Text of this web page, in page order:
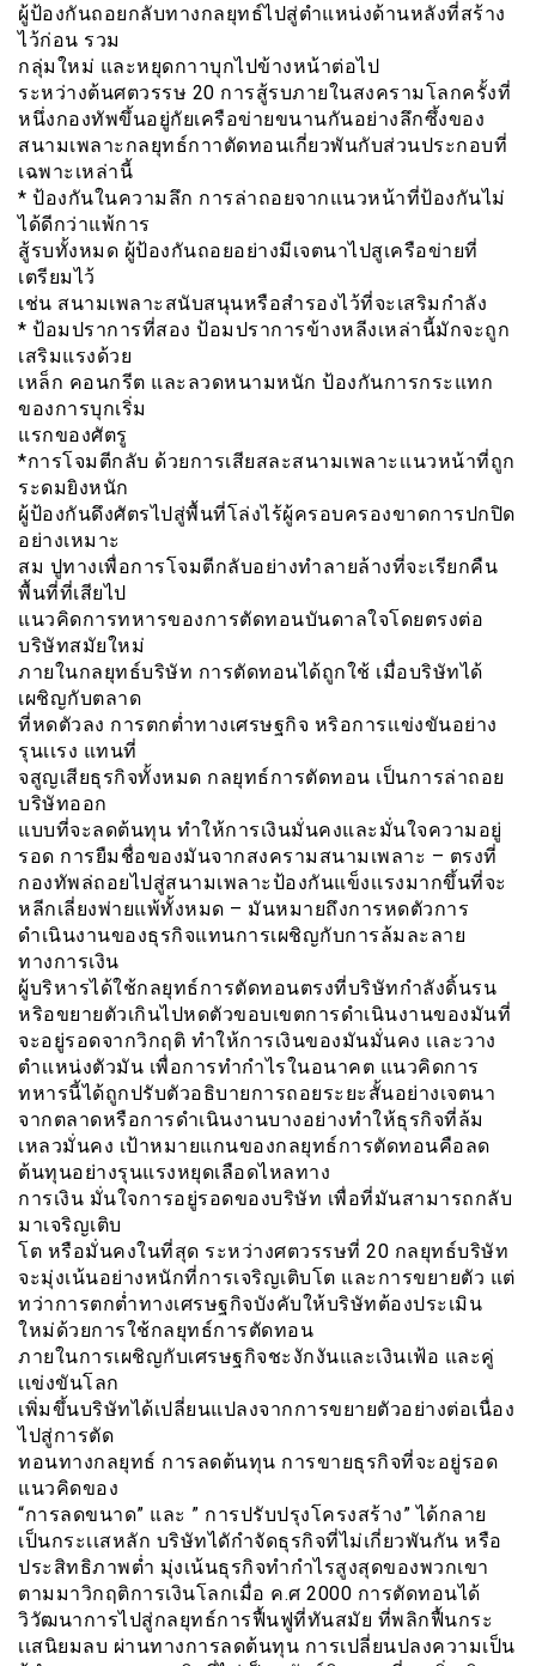
ผู้ป้องกันถอยกลับทางกลยุทธ์ไปสู่ตำแหน่งด้านหลังที่สร้าง
ไว้ก่อน รวม
กลุ่มใหม่ และหยุดกาาบุกไปข้างหน้าต่อไป
ระหว่างต้นศตวรรษ 20 การสู้รบภายในสงครามโลกครั้งที่
หนึ่งกองทัพขึ้นอยู่กัยเครือข่ายขนานกันอย่างลึกซึ้งของ
สนามเพลาะกลยุทธ์กาาตัดทอนเกี่ยวพันกับส่วนประกอบที่
เฉพาะเหล่านี้
* ป้องกันในความลึก การล่าถอยจากแนวหน้าที่ป้องกันไม่
ได้ดีกว่าแพ้การ
สู้รบทั้งหมด ผู้ป้องกันถอยอย่างมีเจตนาไปสูเครือข่ายที่
เตรียมไว้
เช่น สนามเพลาะสนับสนุนหรือสำรองไว้ที่จะเสริมกำลัง
* ป้อมปราการที่สอง ป้อมปราการข้างหลีงเหล่านี้มักจะถูก
เสริมแรงด้วย
เหล็ก คอนกรีต และลวดหนามหนัก ป้องกันการกระแทก
ของการบุกเริ่ม
แรกของศัตรู
*การโจมตีกลับ ด้วยการเสียสละสนามเพลาะเเนวหน้าที่ถูก
ระดมยิงหนัก
ผู้ป้องกันดึงศัตรไปสู่พื้นที่โล่งไร้ผู้ครอบครองขาดการปกปิด
อย่างเหมาะ
สม ปูทางเพื่อการโจมตีกลับอย่างทำลายล้างที่จะเรียกคืน
พื้นที่ที่เสียไป
แนวคิดการทหารของการตัดทอนบันดาลใจโดยตรงต่อ
บริษัทสมัยใหม่
ภายในกลยุทธ์บริษัท การตัดทอนได้ถูกใช้ เมื่อบริษัทได้
เผชิญกับตลาด
ที่หดตัวลง การตกต่ำทางเศรษฐกิจ หริอการเเข่งขันอย่าง
รุนเเรง แทนที่
จสูญเสียธุรกิจทั้งหมด กลยุทธ์การตัดทอน เป็นการล่าถอย
บริษัทออก
แบบที่จะลดต้นทุน ทำให้การเงินมั่นคงและมั่นใจความอยู่
รอด การยืมชื่อของมันจากสงครามสนามเพลาะ – ตรงที่
กองทัพล่ถอยไปสู่สนามเพลาะป้องกันแข็งเเรงมากขึ้นที่จะ
หลีกเลี่ยงพ่ายแพ้ทั้งหมด – มันหมายถึงการหดตัวการ
ดำเนินงานของธุรกิจแทนการเผชิญกับการล้มละลาย
ทางการเงิน
ผู้บริหารได้ใช้กลยุทธ์การตัดทอนตรงที่บริษัทกำลังดิ้นรน
หริอขยายตัวเกินไปหดตัวขอบเขตการดำเนินงานของมันที่
จะอยู่รอดจากวิกฤติ ทำให้การเงินของมันมั่นคง เเละวาง
ตำเเหน่งตัวมัน เพื่อการทำกำไรในอนาคต แนวคิดการ
ทหารนี้ได้ถูกปรับตัวอธิบายการถอยระยะสั้นอย่างเจตนา
จากตลาดหรือการดำเนินงานบางอย่างทำให้ธุรกิจที่ล้ม
เหลวมั่นคง เป้าหมายแกนของกลยุทธ์การตัดทอนคือลด
ต้นทุนอย่างรุนแรงหยุดเลือดไหลทาง
การเงิน มั่นใจการอยู่รอดของบริษัท เพื่อที่มันสามารถกลับ
มาเจริญเติบ
โต หรือมั่นคงในที่สุด ระหว่างศตวรรษที่ 20 กลยุทธ์บริษัท
จะมุ่งเน้นอย่างหนักที่การเจริญเติบโต และการขยายตัว แต่
ทว่าการตกต่ำทางเศรษฐกิจบังคับให้บริษัทต้องประเมิน
ใหม่ด้วยการใช้กลยุทธ์การตัดทอน
ภายในการเผชิญกับเศรษฐกิจชะงักงันและเงินเฟ้อ และคู่
เเข่งขันโลก
เพิ่มขึ้นบริษัทได้เปลี่ยนแปลงจากการขยายตัวอย่างต่อเนื่อง
ไปสู่การตัด
ทอนทางกลยุทธ์ การลดต้นทุน การขายธุรกิจที่จะอยู่รอด
แนวคิดของ
“การลดขนาด” และ ” การปรับปรุงโครงสร้าง” ได้กลาย
เป็นกระเเสหลัก บริษัทไดักำจัดธุรกิจที่ไม่เกี่ยวพันกัน หรือ
ประสิทธิภาพต่ำ มุ่งเน้นธุรกิจทำกำไรสูงสุดของพวกเขา
ตามมาวิกฤติการเงินโลกเมื่อ ค.ศ 2000 การตัดทอนได้
วิวัฒนาการไปสู่กลยุทธ์การฟื้นฟูที่ทันสมัย ที่พลิกฟื้นกระ
เเสนิยมลบ ผ่านทางการลดต้นทุน การเปลี่ยนปลงความเป็น